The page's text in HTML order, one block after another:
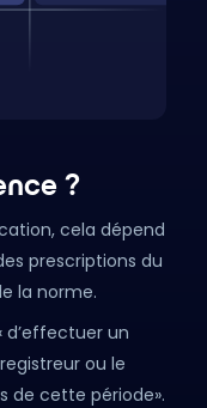
?
cela dépend
prescriptions du
la norme.
un
ou le
de cette période».